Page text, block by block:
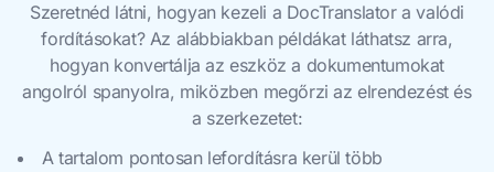
Szeretnéd látni, hogyan kezeli a DocTranslator a valódi
fordításokat? Az alábbiakban példákat láthatsz arra,
hogyan konvertálja az eszköz a dokumentumokat
angolról spanyolra, miközben megőrzi az elrendezést és
a szerkezetet:
A tartalom pontosan lefordításra kerül több